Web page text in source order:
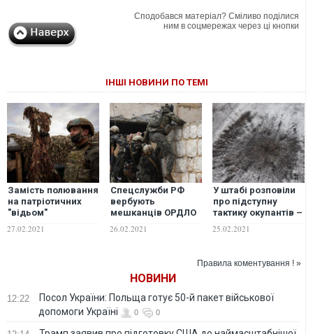
Сподобався матеріал? Сміливо поділися
ним в соцмережах через ці кнопки
ІНШІ НОВИНИ ПО ТЕМІ
Замість полювання
на патріотичних
"відьом"
Зеленському слід
зосередитися на
27.02.2021
Спецслужби РФ
вербують
мешканців ОРДЛО
воювати в Лівії та
Сирії – розвідка
26.02.2021
У штабі розповіли
про підступну
тактику окупантів –
хибні запити "тиші"
перед і під час
25.02.2021
Правила коментування ! »
НОВИНИ
12:22
Посол України: Польща готує 50-й пакет військової
допомоги Україні
0 0